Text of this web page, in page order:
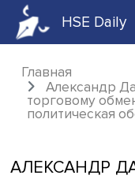
HSE Daily
Главная
Александр
торговому